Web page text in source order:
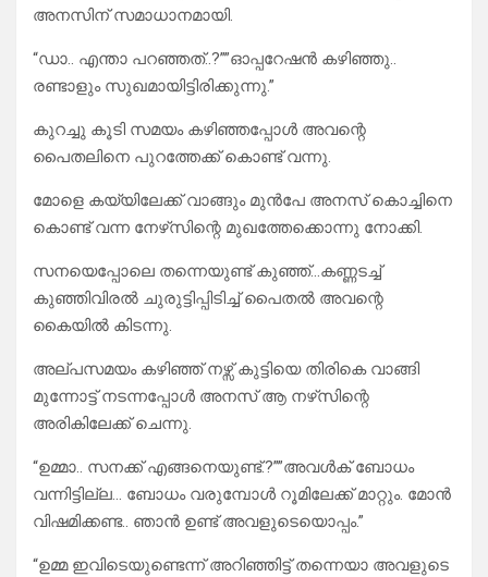
അനസിന് സമാധാനമായി.
“ഡാ.. എന്താ പറഞ്ഞത്..?””ഓപ്പറേഷൻ കഴിഞ്ഞു..
രണ്ടാളും സുഖമായിട്ടിരിക്കുന്നു.”
കുറച്ചു കൂടി സമയം കഴിഞ്ഞപ്പോൾ അവന്റെ
പൈതലിനെ പുറത്തേക്ക് കൊണ്ട് വന്നു.
മോളെ കയ്യിലേക്ക് വാങ്ങും മുൻപേ അനസ് കൊച്ചിനെ
കൊണ്ട് വന്ന നേഴ്‌സിന്റെ മുഖത്തേക്കൊന്നു നോക്കി.
സനയെപ്പോലെ തന്നെയുണ്ട് കുഞ്ഞ്…കണ്ണടച്ച്
കുഞ്ഞിവിരൽ ചുരുട്ടിപ്പിടിച്ച് പൈതൽ അവന്റെ
കൈയിൽ കിടന്നു.
അല്പസമയം കഴിഞ്ഞ് നഴ്സ് കുട്ടിയെ തിരികെ വാങ്ങി
മുന്നോട്ട് നടന്നപ്പോൾ അനസ് ആ നഴ്‌സിന്റെ
അരികിലേക്ക് ചെന്നു.
“ഉമ്മാ.. സനക്ക് എങ്ങനെയുണ്ട്.?””അവൾക് ബോധം
വന്നിട്ടില്ല… ബോധം വരുമ്പോൾ റൂമിലേക്ക് മാറ്റും. മോൻ
വിഷമിക്കണ്ട.. ഞാൻ ഉണ്ട് അവളുടെയൊപ്പം.”
“ഉമ്മ ഇവിടെയുണ്ടെന്ന് അറിഞ്ഞിട്ട് തന്നെയാ അവളുടെ